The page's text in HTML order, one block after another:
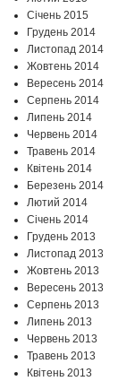
Січень 2015
Грудень 2014
Листопад 2014
Жовтень 2014
Вересень 2014
Серпень 2014
Липень 2014
Червень 2014
Травень 2014
Квітень 2014
Березень 2014
Лютий 2014
Січень 2014
Грудень 2013
Листопад 2013
Жовтень 2013
Вересень 2013
Серпень 2013
Липень 2013
Червень 2013
Травень 2013
Квітень 2013